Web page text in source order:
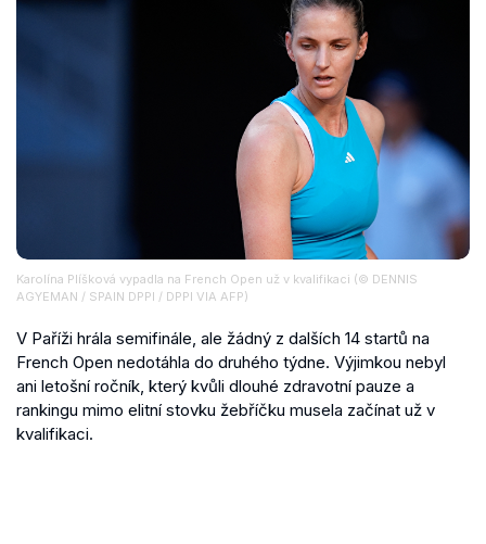
Karolína Plíšková vypadla na French Open už v kvalifikaci (© DENNIS
AGYEMAN / SPAIN DPPI / DPPI VIA AFP)
V Paříži hrála semifinále, ale žádný z dalších 14 startů na
French Open nedotáhla do druhého týdne. Výjimkou nebyl
ani letošní ročník, který kvůli dlouhé zdravotní pauze a
rankingu mimo elitní stovku žebříčku musela začínat už v
kvalifikaci.